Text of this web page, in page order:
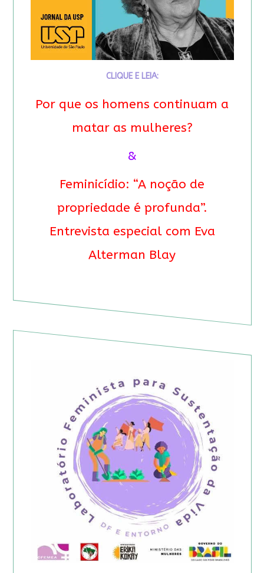
CLIQUE E LEIA:
Por que os homens continuam a
matar as mulheres?
&
Feminicídio: “A noção de
propriedade é profunda”.
Entrevista especial com Eva
Alterman Blay